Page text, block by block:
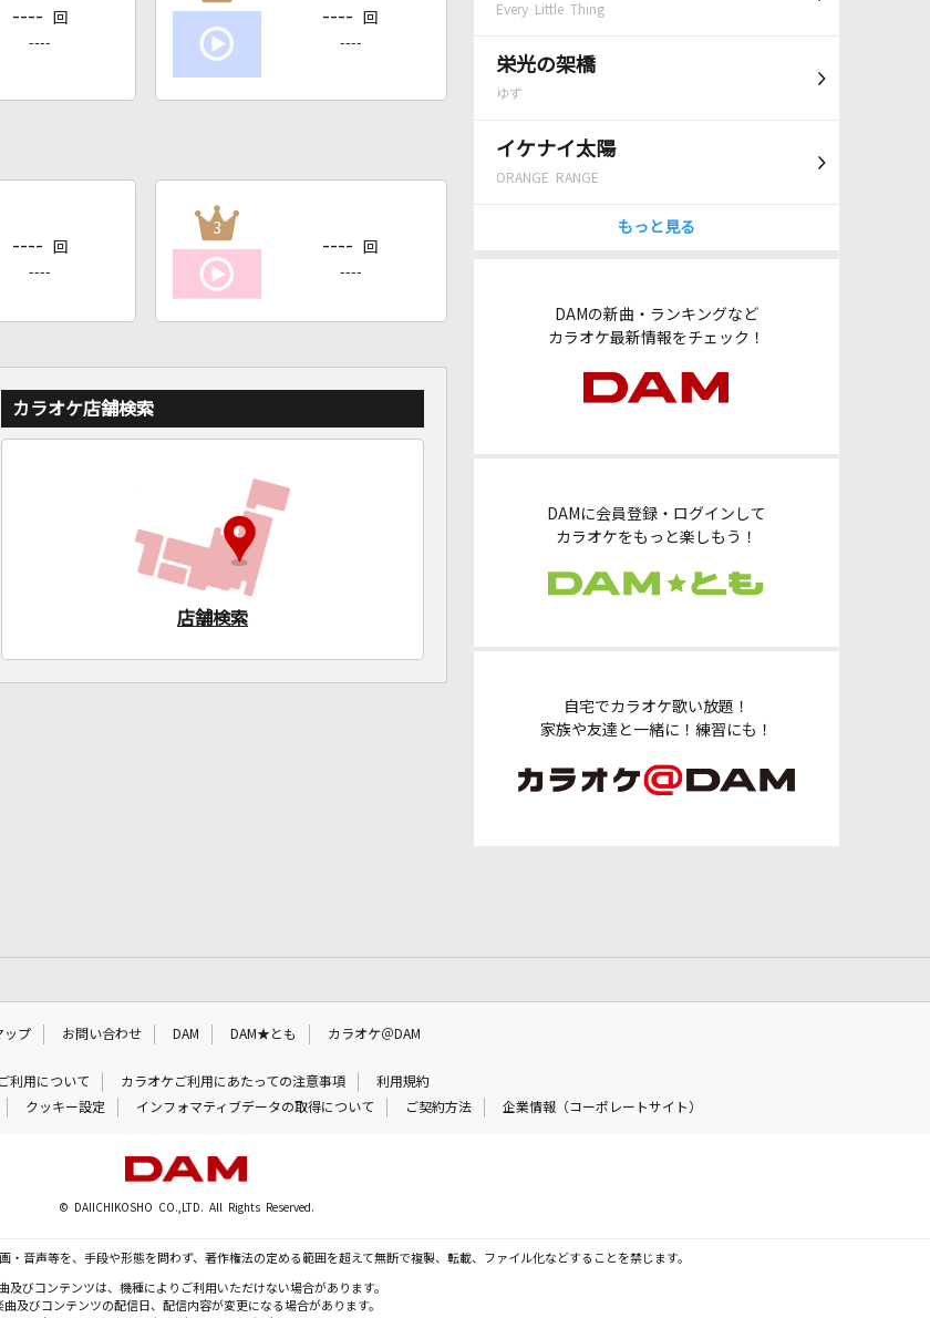
Every Little Thing
栄光の架橋
ゆず
イケナイ太陽
ORANGE RANGE
もっと見る
DAMの新曲・ランキングなど
カラオケ最新情報をチェック！
DAMに会員登録・ログインして
カラオケをもっと楽しもう！
自宅でカラオケ歌い放題！
家族や友達と一緒に！練習にも！
---- 回
----
---- 回
----
---- 回
----
3
---- 回
----
カラオケ店舗検索
店舗検索
ップ お問い合わせ DAM DAM★とも カラオケ＠DAM
利用について カラオケご利用にあたっての注意事項
利用規約
クッキー設定 インフォマティブデータの取得について ご契約方法 企業情報（コーポレートサイト）
© DAIICHIKOSHO CO.,LTD. All Rights Reserved.
・音声等を、手段や形態を問わず、著作権法の定める範囲を超えて無断で複製、転載、ファイル化などすることを禁じます。
及びコンテンツは、機種によりご利用いただけない場合があります。
曲及びコンテンツの配信日、配信内容が変更になる場合があります。